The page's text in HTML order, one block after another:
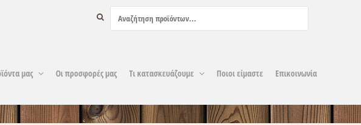
μας Οι προσφορές μας Τι κατασκευάζουμε Ποιοι είμαστε Επικοινωνία